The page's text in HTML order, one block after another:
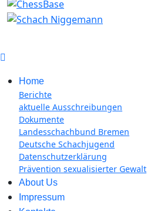
Home
Berichte
aktuelle Ausschreibungen
Dokumente
Landesschachbund Bremen
Deutsche Schachjugend
Datenschutzerklärung
Prävention sexualisierter Gewalt
About Us
Impressum